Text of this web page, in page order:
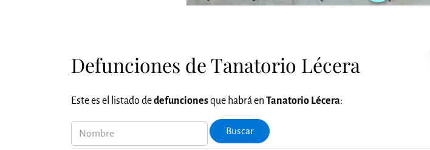
Defunciones de Tanatorio Lécera
Este es el listado dedefuncionesque habrá en Tanatorio Lécera:
Nombre Buscar